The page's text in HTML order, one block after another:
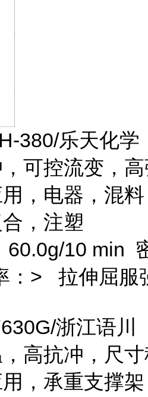
380/乐天化学
可控流变，
，电器，混料
，注塑
60.0g/10 min
> 拉伸屈服
浙江语川
高抗冲，尺
，承重支撑